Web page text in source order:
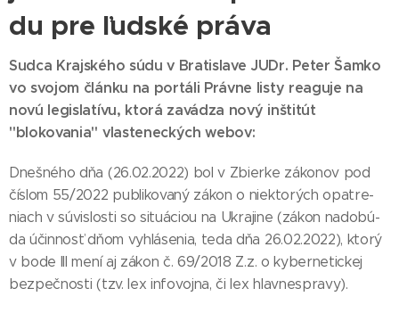
du pre ľud­ské prá­va
Sudca Krajského súdu v Bratislave JUDr. Peter Šamko
vo svojom článku na portáli Právne listy reaguje na
novú legislatívu, ktorá zavádza nový inštitút
"blokovania" vlasteneckých webov:
Dneš­né­ho dňa (26.02.2022) bol v Zbier­ke zá­ko­nov pod
čís­lom 55/2022 pub­li­ko­va­ný zá­kon o niek­to­rých opat­re­
niach v sú­vis­los­ti so si­tuáciou na Uk­ra­ji­ne (zá­kon na­do­bú­
da účin­nosť dňom vy­hlá­se­nia, te­da dňa 26.02.2022), kto­rý
v bo­de III me­ní aj zá­kon č. 69/2018 Z.z. o ky­ber­ne­tic­kej
bez­peč­nos­ti (tzv. lex in­fo­voj­na, či lex hlav­nes­pra­vy).